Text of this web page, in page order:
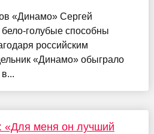
«Динамо» Сергей
голубые способны
российским
«Динамо» обыграло
«Для меня он лучший